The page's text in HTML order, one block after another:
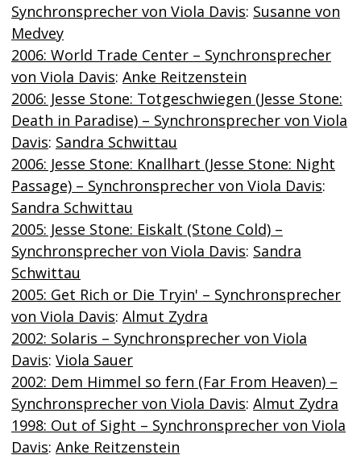
Synchronsprecher von Viola Davis: Susanne von
Medvey
2006: World Trade Center – Synchronsprecher
von Viola Davis:Anke Reitzenstein
2006: Jesse Stone: Totgeschwiegen (Jesse Stone:
Death in Paradise) – Synchronsprecher von Viola
Davis: Sandra Schwittau
2006: Jesse Stone: Knallhart (Jesse Stone: Night
Passage) – Synchronsprecher von Viola Davis:
Sandra Schwittau
2005: Jesse Stone: Eiskalt (Stone Cold) –
Synchronsprecher von Viola Davis: Sandra
Schwittau
2005: Get Rich or Die Tryin' – Synchronsprecher
von Viola Davis:Almut Zydra
2002: Solaris – Synchronsprecher von Viola
Davis:Viola Sauer
2002: Dem Himmel so fern (Far From Heaven) –
Synchronsprecher von Viola Davis:Almut Zydra
1998: Out of Sight – Synchronsprecher von Viola
Davis:Anke Reitzenstein